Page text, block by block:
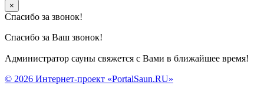
×
Спасибо за звонок!
Спасибо за Ваш звонок!
Администратор сауны свяжется с Вами в ближайшее время!
© 2026 Интернет-проект «PortalSaun.RU»